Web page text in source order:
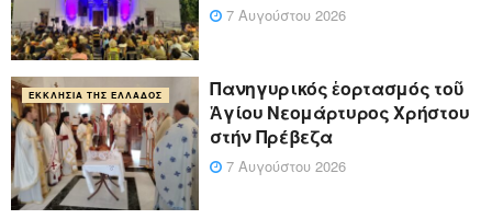
7 Αυγούστου 2026
ΕΚΚΛΗΣΊΑ ΤΗΣ ΕΛΛΆΔΟΣ
Πανηγυρικός ἑορτασμός τοῦ
Ἁγίου Νεομάρτυρος Χρήστου
στήν Πρέβεζα
7 Αυγούστου 2026